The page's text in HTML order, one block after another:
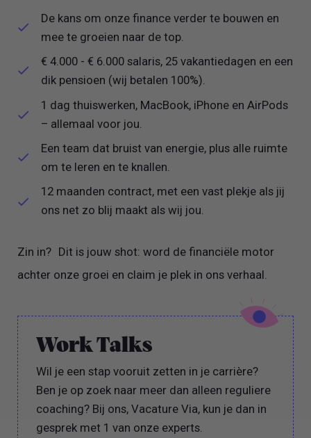
De kans om onze finance verder te bouwen en
mee te groeien naar de top.
€ 4.000 - € 6.000 salaris, 25 vakantiedagen en een
dik pensioen (wij betalen 100%).
1 dag thuiswerken, MacBook, iPhone en AirPods
– allemaal voor jou.
Een team dat bruist van energie, plus alle ruimte
om te leren en te knallen.
12 maanden contract, met een vast plekje als jij
ons net zo blij maakt als wij jou.
Zin in? Dit is jouw shot: word de financiële motor
achter onze groei en claim je plek in ons verhaal.
Work Talks
Wil je een stap vooruit zetten in je carrière?
Ben je op zoek naar meer dan alleen reguliere
coaching? Bij ons, Vacature Via, kun je dan in
gesprek met 1 van onze experts.